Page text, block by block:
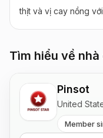
thịt và vị cay nồng
Tìm hiểu về
Pinsot
United
Member